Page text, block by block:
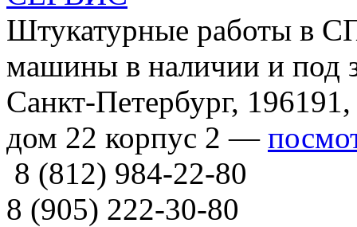
Штукатурные работы в
машины в наличии и под
Санкт-Петербург,
дом 22 корпус 2 —
8 (812) 984-22-80
8 (905) 222-30-80